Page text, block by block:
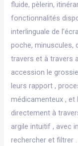
fluide, pèlerin,
fonctionnalités
interlinguale de
poche, minuscules,
travers et à travers
accession le
leurs rapport ,
médicamenteux ,
directement à
argile intuitif , avec
rechercher et filtrer